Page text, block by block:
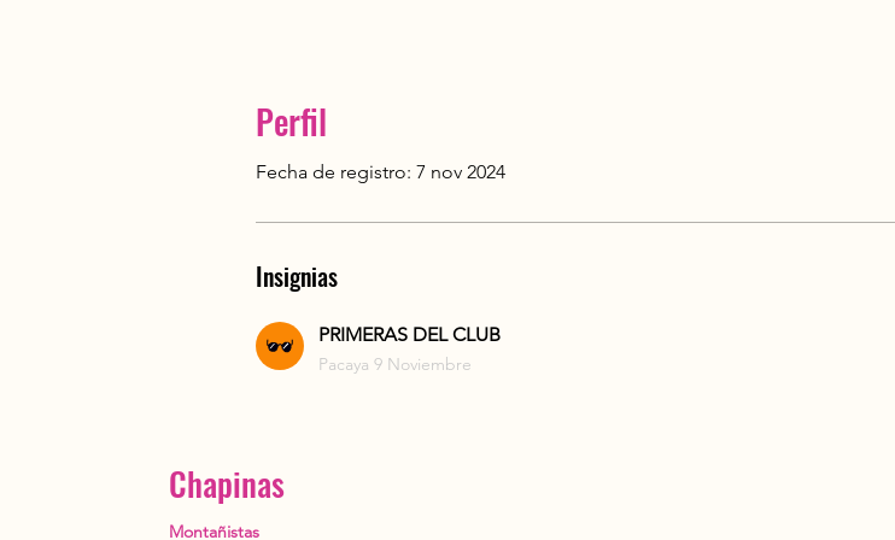
Perfil
Fecha de registro: 7 nov 2024
Insignias
PRIMERAS DEL CLUB
Pacaya 9 Noviembre
Chapinas
Montañistas